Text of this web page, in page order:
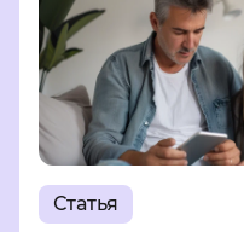
Статья